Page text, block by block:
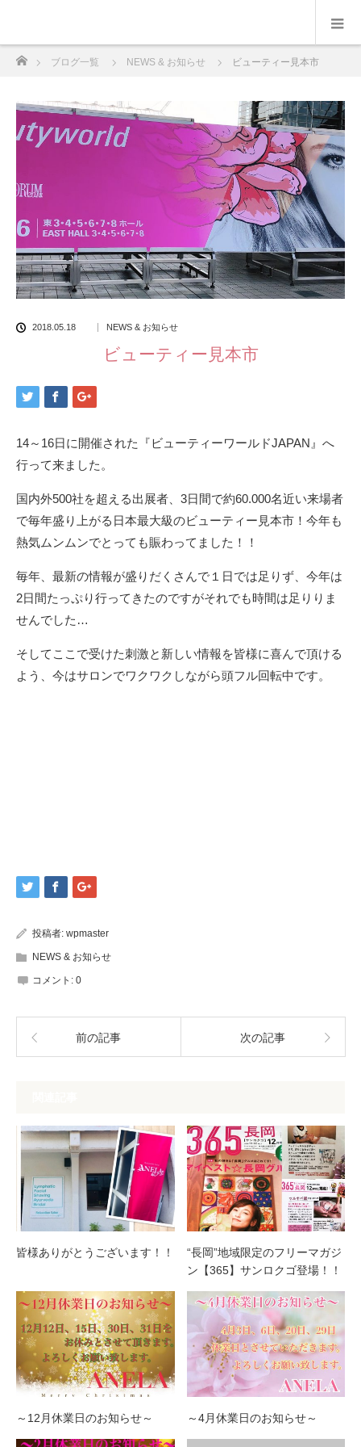
ブログ一覧 NEWS & お知らせ ビューティー見本市
2018.05.18 NEWS & お知らせ
ビューティー見本市
14～16日に開催された『ビューティーワールドJAPAN』へ
行って来ました。
国内外500社を超える出展者、3日間で約60.000名近い来場者
で毎年盛り上がる日本最大級のビューティー見本市！今年も
熱気ムンムンでとっても賑わってました！！
毎年、最新の情報が盛りだくさんで１日では足りず、今年は
2日間たっぷり行ってきたのですがそれでも時間は足りりま
せんでした…
そしてここで受けた刺激と新しい情報を皆様に喜んで頂ける
よう、今はサロンでワクワクしながら頭フル回転中です。
投稿者: wpmaster
NEWS & お知らせ
コメント: 0
前の記事 次の記事
皆様ありがとうございます！！
“長岡”地域限定のフリーマガジ
ン【365】サンロクゴ登場！！
～12月休業日のお知らせ～ ～4月休業日のお知らせ～